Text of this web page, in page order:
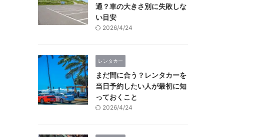
通？車の大きさ別に失敗しな
い目安
2026/4/24
レンタカー
まだ間に合う？レンタカーを
当日予約したい人が最初に知
っておくこと
2026/4/24